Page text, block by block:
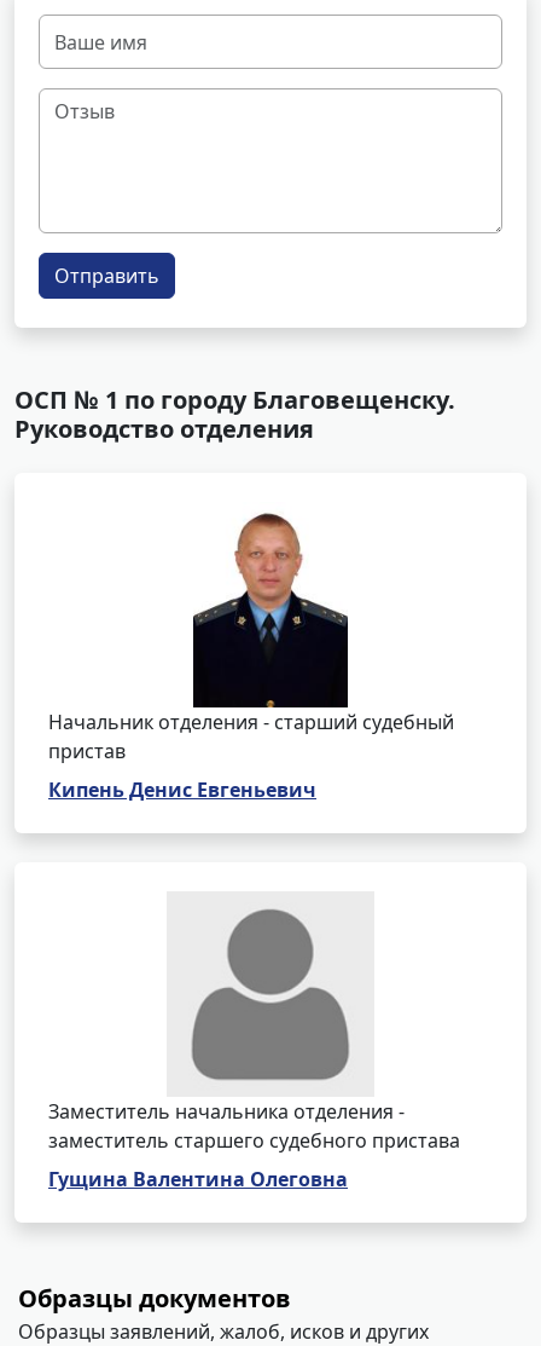
Отправить
ОСП № 1 по городу Благовещенску.
Руководство отделения
Начальник отделения - старший судебный
пристав
Кипень Денис Евгеньевич
Заместитель начальника отделения -
заместитель старшего судебного пристава
Гущина Валентина Олеговна
Образцы документов
Образцы заявлений, жалоб, исков и других